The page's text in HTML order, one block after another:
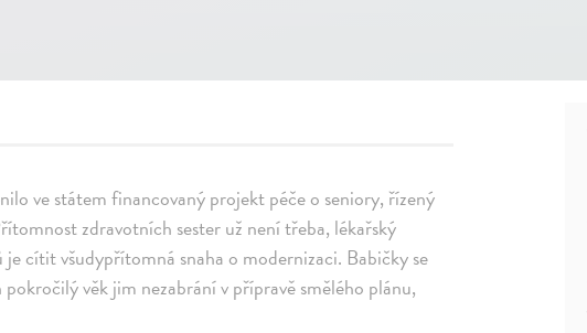
ve státem financovaný projekt péče o seniory, řízený
zdravotních sester už není třeba, lékařský
cítit všudypřítomná snaha o modernizaci. Babičky se
věk jim nezabrání v přípravě smělého plánu,